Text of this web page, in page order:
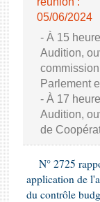
05/06/2024
- À 15
Audition,
Parlement
- À 17
Audition,
de
N° 2725
application de
du contrôle